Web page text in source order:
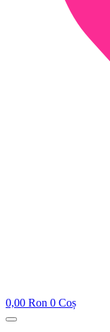
0,00 Ron 0 Coș